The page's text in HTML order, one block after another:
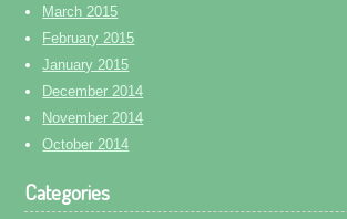
March 2015
February 2015
January 2015
December 2014
November 2014
October 2014
Categories